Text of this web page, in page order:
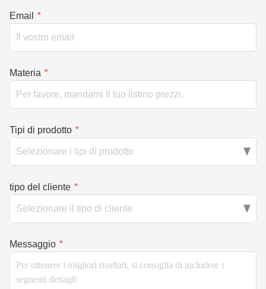
Email *
Materia *
Tipi di prodotto *
tipo del cliente *
Messaggio *